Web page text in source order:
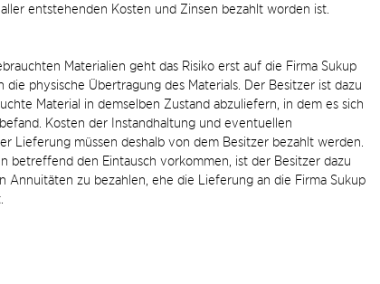
entstehenden Kosten und Zinsen bezahlt worden ist.
Materialien geht das Risiko erst auf die Firma Sukup
die physische Übertragung des Materials. Der Besitzer ist dazu
Material in demselben Zustand abzuliefern, in dem es sich
Kosten der Instandhaltung und eventuellen
Lieferung müssen deshalb von dem Besitzer bezahlt werden.
betreffend den Eintausch vorkommen, ist der Besitzer dazu
Annuitäten zu bezahlen, ehe die Lieferung an die Firma Sukup